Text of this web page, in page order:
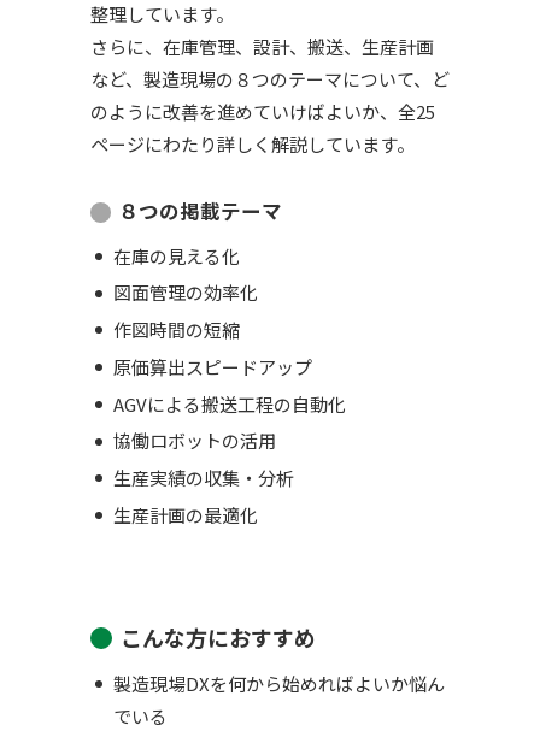
整理しています。
さらに、在庫管理、設計、搬送、生産計画
など、製造現場の８つのテーマについて、ど
のように改善を進めていけばよいか、全25
ページにわたり詳しく解説しています。
８つの掲載テーマ
在庫の見える化
図面管理の効率化
作図時間の短縮
原価算出スピードアップ
AGVによる搬送工程の自動化
協働ロボットの活用
生産実績の収集・分析
生産計画の最適化
こんな方におすすめ
製造現場DXを何から始めればよいか悩ん
でいる